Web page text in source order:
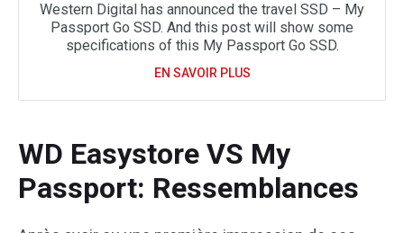
Western Digital has announced the travel SSD – My
Passport Go SSD. And this post will show some
specifications of this My Passport Go SSD.
EN SAVOIR PLUS
WD Easystore VS My
Passport: Ressemblances